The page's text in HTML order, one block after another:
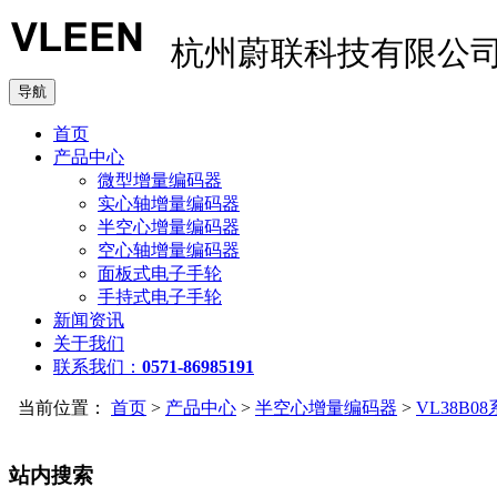
杭州蔚联科技有限公司
导航
首页
产品中心
微型增量编码器
实心轴增量编码器
半空心增量编码器
空心轴增量编码器
面板式电子手轮
手持式电子手轮
新闻资讯
关于我们
联系我们： 0571-86985191
当前位置： 首页 > 产品中心 > 半空心增量编码器 > VL38B08
站内搜索